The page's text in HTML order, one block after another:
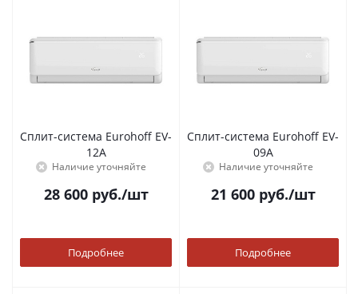
Сплит-система Eurohoff EV-
12A
Наличие уточняйте
28 600руб./шт
Подробнее
Сплит-система Eurohoff EV-
09A
Наличие уточняйте
21 600руб./шт
Подробнее